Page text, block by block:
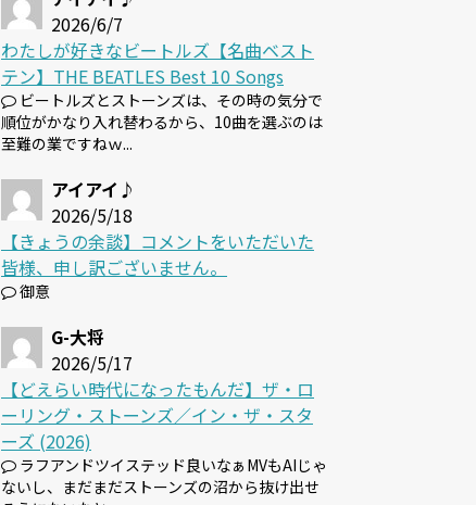
2026/6/7
わたしが好きなビートルズ【名曲ベスト
テン】THE BEATLES Best 10 Songs
ビートルズとストーンズは、その時の気分で
順位がかなり入れ替わるから、10曲を選ぶのは
至難の業ですねｗ...
アイアイ♪
2026/5/18
【きょうの余談】コメントをいただいた
皆様、申し訳ございません。
御意
G-大将
2026/5/17
【どえらい時代になったもんだ】ザ・ロ
ーリング・ストーンズ／イン・ザ・スタ
ーズ (2026)
ラフアンドツイステッド良いなぁMVもAIじゃ
ないし、まだまだストーンズの沼から抜け出せ